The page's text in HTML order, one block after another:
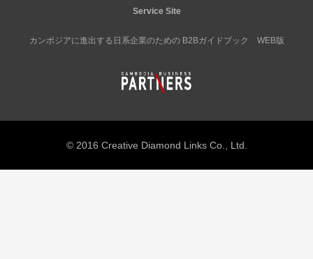
Service Site
カンボジアに進出する日系企業のための B2Bガイドブック WEB版
© 2016 Creative Diamond Links Co., Ltd.